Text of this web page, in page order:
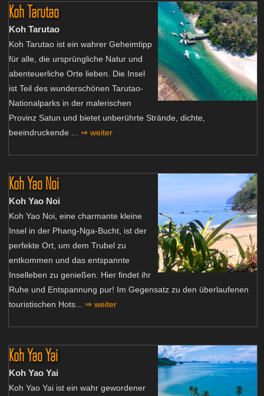
Koh Tarutao
Koh Tarutao
Koh Tarutao ist ein wahrer Geheimtipp
für alle, die ursprüngliche Natur und
abenteuerliche Orte lieben. Die Insel
ist Teil des wunderschönen Tarutao-
Nationalparks in der malerischen
Provinz Satun und bietet unberührte Strände, dichte,
beeindruckende ... ⇒ weiter
Koh Yao Noi
Koh Yao Noi
Koh Yao Noi, eine charmante kleine
Insel in der Phang-Nga-Bucht, ist der
perfekte Ort, um dem Trubel zu
entkommen und das entspannte
Inselleben zu genießen. Hier findet ihr
Ruhe und Entspannung pur! Im Gegensatz zu den überlaufenen
touristischen Hots... ⇒ weiter
Koh Yao Yai
Koh Yao Yai
Koh Yao Yai ist ein wahr gewordener